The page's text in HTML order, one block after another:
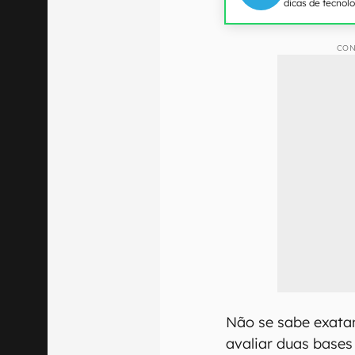
dicas de
Não se sabe
avaliar duas